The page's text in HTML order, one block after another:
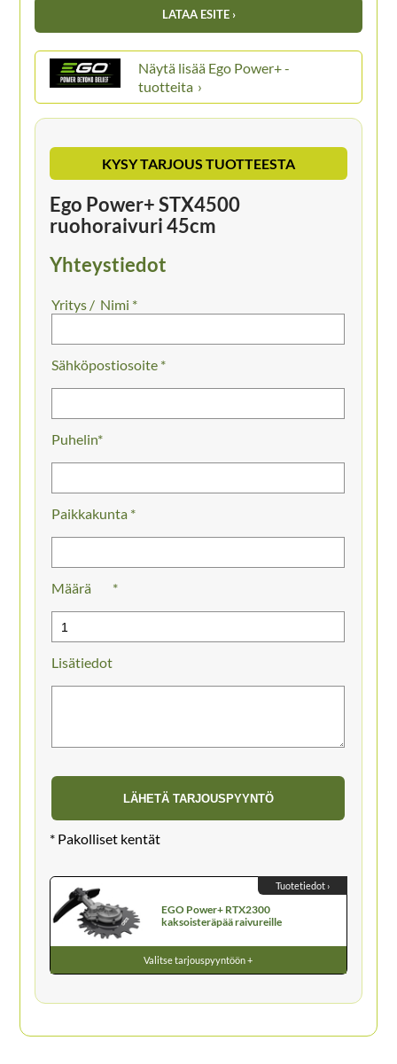
LATAA ESITE ›
Ego Power+ -
tuotteita
KYSY TARJOUS TUOTTEESTA
Ego Power+ STX4500
ruohoraivuri 45cm
Yhteystiedot
Nimi *
Sähköpostiosoite *
Puhelin
Paikkakunta *
Määrä
Lisätiedot
EGO Power+ RTX2300
kaksoisteräpää raivureille
Valitse tarjouspyyntöön +
Tuotetiedot ›